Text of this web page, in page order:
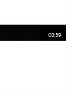
03:59